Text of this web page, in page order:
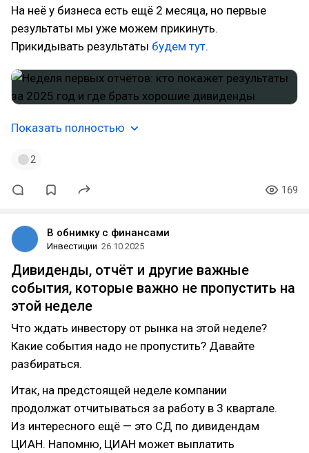
На неё у бизнеса есть ещё 2 месяца, но первые
результаты мы уже можем прикинуть.
Прикидывать результаты будем тут.
Показать полностью
2
169
В обнимку с финансами
Инвестиции 26.10.2025
Дивиденды, отчёт и другие важные
события, которые важно не пропустить на
этой неделе
Что ждать инвестору от рынка на этой неделе?
Какие события надо не пропустить? Давайте
разбираться.
Итак, на предстоящей неделе компании
продолжат отчитываться за работу в 3 квартале.
Из интересного ещё — это СД по дивидендам
ЦИАН. Напомню, ЦИАН может выплатить